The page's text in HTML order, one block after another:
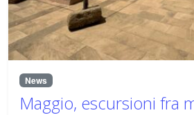
News
Maggio, escursioni fra